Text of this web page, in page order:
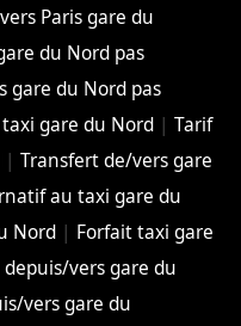
Paris gare du
du Nord pas
gare du Nord pas
gare du Nord| Tarif
| Transfert de/vers gare
au taxi gare du
Nord | Forfait taxi gare
vers gare du
vers gare du